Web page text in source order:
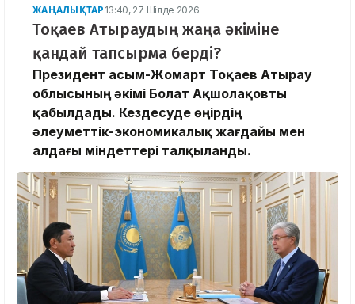
ЖАҢАЛЫҚТАР 13:40, 27 Шілде 2026
Тоқаев Атыраудың жаңа әкіміне
қандай тапсырма берді?
Президент Қасым-Жомарт Тоқаев Атырау
облысының әкімі Болат Ақшолақовты
қабылдады. Кездесуде өңірдің
әлеуметтік-экономикалық жағдайы мен
алдағы міндеттері талқыланды.